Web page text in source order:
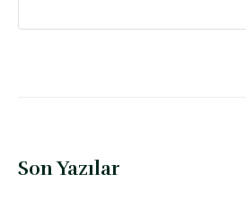
Son Yazılar